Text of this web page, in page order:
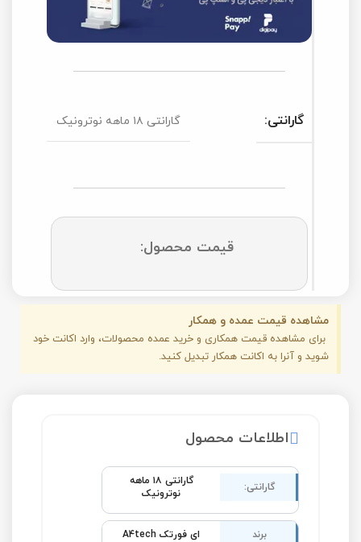
گارانتی: گارانتی ۱۸ ماهه نوترونیک
قیمت محصول:
مشاهده قیمت عمده و همکار
برای مشاهده قیمت همکاری و خرید عمده محصولات، وارد اکانت خود
شوید و آنرا به اکانت همکار تبدیل کنید.
اطلاعات محصول
گارانتی:
گارانتی ۱۸ ماهه
نوترونیک
برند ای فورتک A4tech